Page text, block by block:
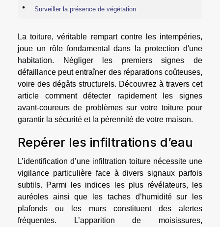
Surveiller la présence de végétation
La toiture, véritable rempart contre les intempéries,
joue un rôle fondamental dans la protection d'une
habitation. Négliger les premiers signes de
défaillance peut entraîner des réparations coûteuses,
voire des dégâts structurels. Découvrez à travers cet
article comment détecter rapidement les signes
avant-coureurs de problèmes sur votre toiture pour
garantir la sécurité et la pérennité de votre maison.
Repérer les infiltrations d’eau
L’identification d’une infiltration toiture nécessite une
vigilance particulière face à divers signaux parfois
subtils. Parmi les indices les plus révélateurs, les
auréoles ainsi que les taches d’humidité sur les
plafonds ou les murs constituent des alertes
fréquentes. L’apparition de moisissures,